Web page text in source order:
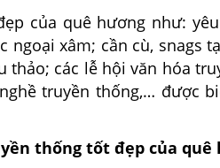
của quê hương như:
ngoại xâm; cần cù, snags
thảo; các lễ hội văn hóa
truyền thống,… được
thống tốt đẹp của quê